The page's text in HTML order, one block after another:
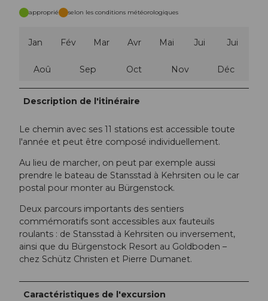
approprié selon les conditions météorologiques
Jan Fév Mar Avr Mai Jui Jui
Aoû Sep Oct Nov Déc
Description de l'itinéraire
Le chemin avec ses 11 stations est accessible toute
l'année et peut être composé individuellement.
Au lieu de marcher, on peut par exemple aussi
prendre le bateau de Stansstad à Kehrsiten ou le car
postal pour monter au Bürgenstock.
Deux parcours importants des sentiers
commémoratifs sont accessibles aux fauteuils
roulants : de Stansstad à Kehrsiten ou inversement,
ainsi que du Bürgenstock Resort au Goldboden –
chez Schütz Christen et Pierre Dumanet.
Caractéristiques de l'excursion